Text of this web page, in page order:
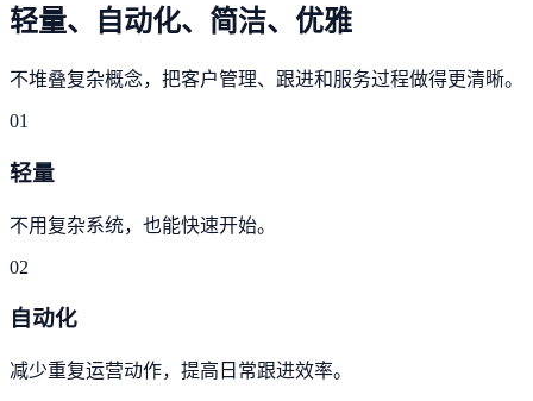
轻量、自动化、简洁、优雅
不堆叠复杂概念，把客户管理、跟进和服务过程做得更清晰。
01
轻量
不用复杂系统，也能快速开始。
02
自动化
减少重复运营动作，提高日常跟进效率。